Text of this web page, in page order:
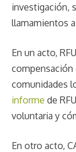
investigación,
llamamientos
En un acto,
compensación
comunidades
informe de
voluntaria y
En otro acto,